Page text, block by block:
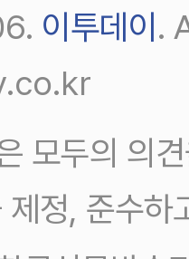
이투데이 .
모두의 의
제정, 준수하